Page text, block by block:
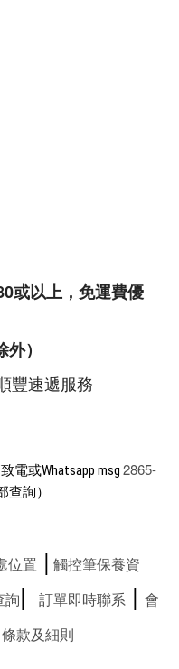
或以上，免運費優
）
豐速遞服務
電或Whatsapp msg 2865-
查詢）
位置 | 觸控筆保養資
詢| 訂單即時聯系 | 會
條款及細則